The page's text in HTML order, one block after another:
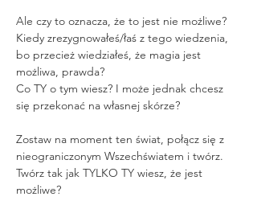
Ale czy to oznacza, że to jest nie możliwe?
Kiedy zrezygnowałeś/łaś z tego wiedzenia,
bo przecież wiedziałeś, że magia jest
możliwa, prawda?
Co TY o tym wiesz? I może jednak chcesz
się przekonać na własnej skórze?
Zostaw na moment ten świat, połącz się z
nieograniczonym Wszechświatem i twórz.
Twórz tak jak TYLKO TY wiesz, że jest
możliwe?